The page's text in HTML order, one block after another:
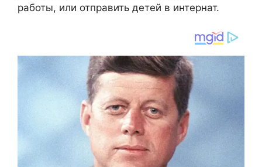
работы, или отправить детей в интернат.